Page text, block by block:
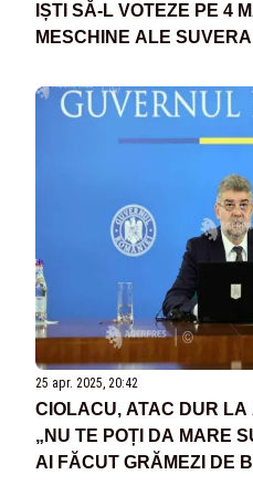
IȘTI SĂ-L VOTEZE PE 4
MESCHINE ALE
25 apr. 2025, 20:42
CIOLACU, ATAC DUR
„NU TE POȚI DA MARE
AI FĂCUT GRĂMEZI DE